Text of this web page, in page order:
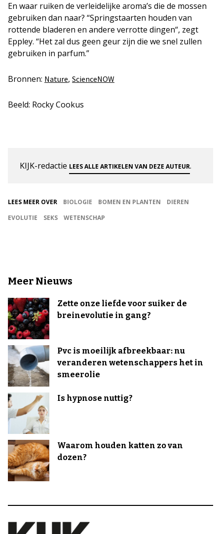
En waar ruiken de verleidelijke aroma’s die de mossen
gebruiken dan naar? “Springstaarten houden van
rottende bladeren en andere verrotte dingen“, zegt
Eppley. “Het zal dus geen geur zijn die we snel zullen
gebruiken in parfum.”
Bronnen: Nature, ScienceNOW
Beeld: Rocky Cookus
KIJK-redactie LEES ALLE ARTIKELEN VAN DEZE AUTEUR.
LEES MEER OVER BIOLOGIE BOMEN EN PLANTEN
DIEREN
EVOLUTIE
SEKS WETENSCHAP
Meer Nieuws
Zette onze liefde voor suiker de
breinevolutie in gang?
Pvc is moeilijk afbreekbaar: nu
veranderen wetenschappers het in
smeerolie
Is hypnose nuttig?
Waarom houden katten zo van
dozen?